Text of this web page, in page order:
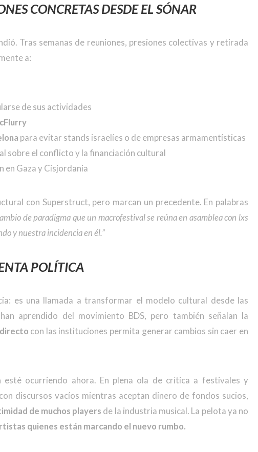
CONCRETAS DESDE EL SÓNAR
Tras semanas de reuniones, presiones colectivas y retirada
a:
de sus actividades
para evitar stands israelíes o de empresas armamentísticas
sobre el conflicto y la financiación cultural
en Gaza y Cisjordania
con Superstruct, pero marcan un precedente. En palabras
de paradigma que un macrofestival se reúna en asamblea con lxs
y nuestra incidencia en él.”
POLÍTICA
es una llamada a transformar el modelo cultural desde las
aprendido del movimiento BDS, pero también señalan la
con las instituciones permita generar cambios sin caer en
esté ocurriendo ahora. En plena ola de crítica a festivales y
discursos vacíos mientras aceptan dinero de fondos sucios,
de muchos players de la industria musical. La pelota ya no
quienes están marcando el nuevo rumbo.